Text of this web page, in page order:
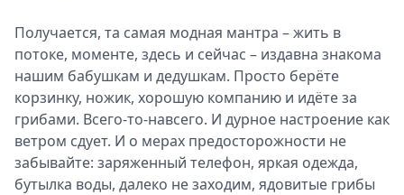
Получается, та самая модная мантра – жить в
потоке, моменте, здесь и сейчас – издавна знакома
нашим бабушкам и дедушкам. Просто берёте
корзинку, ножик, хорошую компанию и идёте за
грибами. Всего-то-навсего. И дурное настроение как
ветром сдует. И о мерах предосторожности не
забывайте: заряженный телефон, яркая одежда,
бутылка воды, далеко не заходим, ядовитые грибы